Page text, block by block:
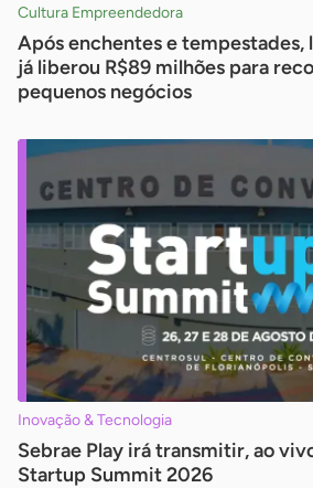
Cultura Empreendedora
Após enchentes e tempestades,
já liberou R$89 milhões para
pequenos negócios
Inovação & Tecnologia
Sebrae Play irá transmitir, ao
Startup Summit 2026